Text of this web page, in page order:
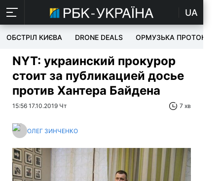
UA
ОБСТРІЛ КИЄВА DRONE DEALS ОРМУЗЬКА ПРОТОКА
NYT: украинский прокурор
стоит за публикацией досье
против Хантера Байдена
15:56 17.10.2019 Чт 7 хв
ОЛЕГ ЗИНЧЕНКО